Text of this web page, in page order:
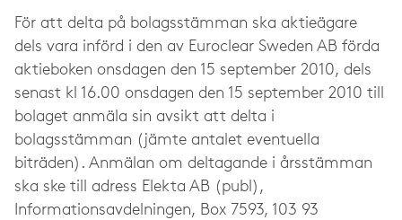
För att delta på bolagsstämman ska aktieägare
dels vara införd i den av Euroclear Sweden AB förda
aktieboken onsdagen den 15 september 2010, dels
senast kl 16.00 onsdagen den 15 september 2010 till
bolaget anmäla sin avsikt att delta i
bolagsstämman (jämte antalet eventuella
biträden). Anmälan om deltagande i årsstämman
ska ske till adress Elekta AB (publ),
Informationsavdelningen, Box 7593, 103 93